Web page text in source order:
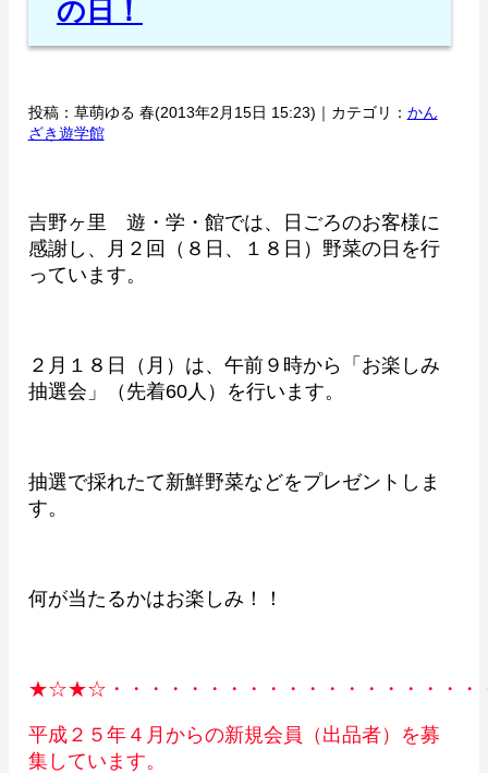
の日！
投稿：草萌ゆる 春(2013年2月15日 15:23)｜カテゴリ： かん
ざき遊学館
吉野ヶ里 遊・学・館では、日ごろのお客様に
感謝し、月２回（８日、１８日）野菜の日を行
っています。
２月１８日（月）は、午前９時から「お楽しみ
抽選会」（先着60人）を行います。
抽選で採れたて新鮮野菜などをプレゼントしま
す。
何が当たるかはお楽しみ！！
★☆★☆・・・・・・・・・・・・・・・・・・・
平成２５年４月からの新規会員（出品者）を募
集しています。